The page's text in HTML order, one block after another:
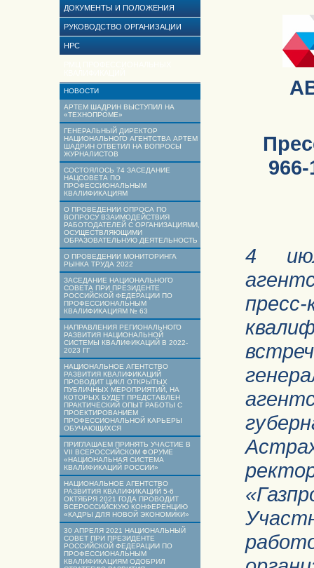
ДОКУМЕНТЫ И ПОЛОЖЕНИЯ
РУКОВОДСТВО ОРГАНИЗАЦИИ
НРС
НОВОСТИ
АРТЕМ ШАДРИН ВЫСТУПИЛ НА
«ТЕХНОПРОМЕ»
ГЕНЕРАЛЬНЫЙ ДИРЕКТОР
НАЦИОНАЛЬНОГО АГЕНТСТВА АРТЕМ
ШАДРИН ОТВЕТИЛ НА ВОПРОСЫ
ЖУРНАЛИСТОВ
СОСТОЯЛОСЬ 74 ЗАСЕДАНИЕ
НАЦСОВЕТА ПО
ПРОФЕССИОНАЛЬНЫМ
КВАЛИФИКАЦИЯМ
О ПРОВЕДЕНИИ ОПРОСА ПО
ВОПРОСУ ВЗАИМОДЕЙСТВИЯ
РАБОТОДАТЕЛЕЙ С ОРГАНИЗАЦИЯМИ,
ОСУЩЕСТВЛЯЮЩИМИ
ОБРАЗОВАТЕЛЬНУЮ ДЕЯТЕЛЬНОСТЬ
О ПРОВЕДЕНИИ МОНИТОРИНГА
РЫНКА ТРУДА 2022
ЗАСЕДАНИЕ НАЦИОНАЛЬНОГО
СОВЕТА ПРИ ПРЕЗИДЕНТЕ
РОССИЙСКОЙ ФЕДЕРАЦИИ ПО
ПРОФЕССИОНАЛЬНЫМ
КВАЛИФИКАЦИЯМ № 63
НАПРАВЛЕНИЯ РЕГИОНАЛЬНОГО
РАЗВИТИЯ НАЦИОНАЛЬНОЙ
СИСТЕМЫ КВАЛИФИКАЦИЙ В 2022-
2023 ГГ
НАЦИОНАЛЬНОЕ АГЕНТСТВО
РАЗВИТИЯ КВАЛИФИКАЦИЙ
ПРОВОДИТ ЦИКЛ ОТКРЫТЫХ
ПУБЛИЧНЫХ МЕРОПРИЯТИЙ, НА
КОТОРЫХ БУДЕТ ПРЕДСТАВЛЕН
ПРАКТИЧЕСКИЙ ОПЫТ РАБОТЫ С
ПРОЕКТИРОВАНИЕМ
ПРОФЕССИОНАЛЬНОЙ КАРЬЕРЫ
ОБУЧАЮЩИХСЯ
ПРИГЛАШАЕМ ПРИНЯТЬ УЧАСТИЕ В
VII ВСЕРОССИЙСКОМ ФОРУМЕ
«НАЦИОНАЛЬНАЯ СИСТЕМА
КВАЛИФИКАЦИЙ РОССИИ»
НАЦИОНАЛЬНОЕ АГЕНТСТВО
РАЗВИТИЯ КВАЛИФИКАЦИЙ 5-6
ОКТЯБРЯ 2021 ГОДА ПРОВОДИТ
ВСЕРОССИЙСКУЮ КОНФЕРЕНЦИЮ
«КАДРЫ ДЛЯ НОВОЙ ЭКОНОМИКИ»
30 АПРЕЛЯ 2021 НАЦИОНАЛЬНЫЙ
СОВЕТ ПРИ ПРЕЗИДЕНТЕ
РОССИЙСКОЙ ФЕДЕРАЦИИ ПО
ПРОФЕССИОНАЛЬНЫМ
КВАЛИФИКАЦИЯМ ОДОБРИЛ
4